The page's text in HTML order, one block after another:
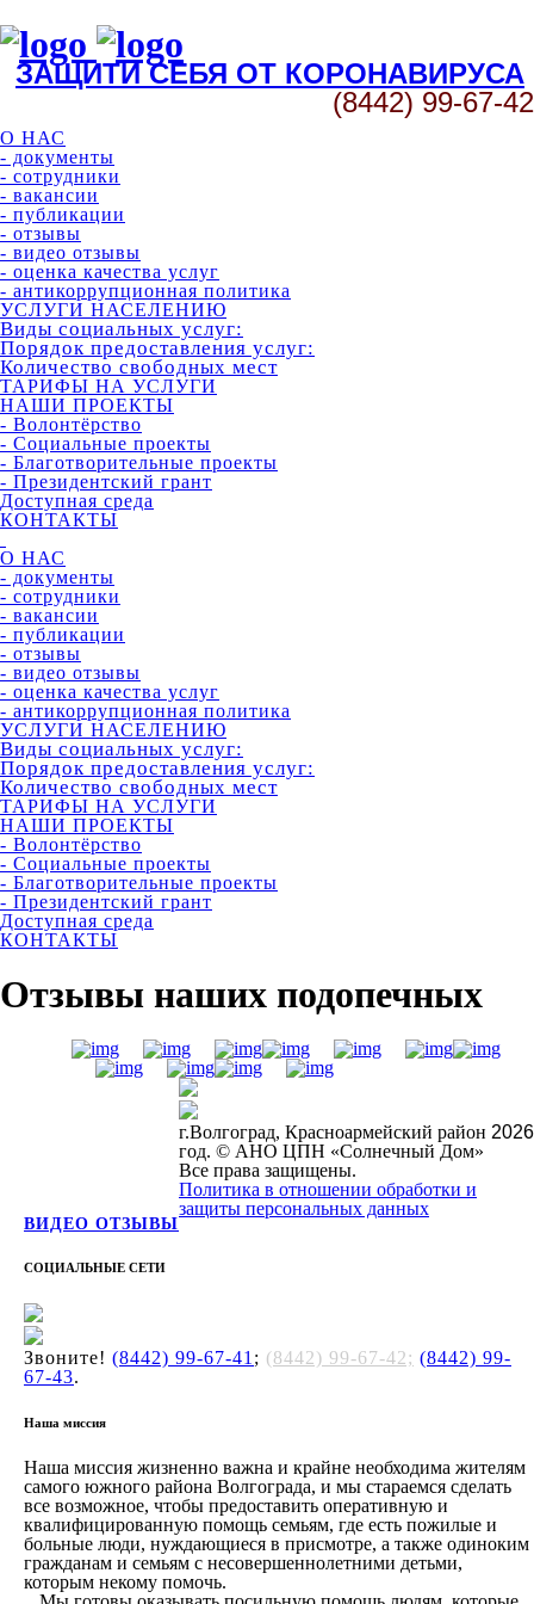
ЗАЩИТИ СЕБЯ ОТ КОРОНАВИРУСА
(8442) 99-67-42
О НАС
- документы
- сотрудники
- вакансии
- публикации
- отзывы
- видео отзывы
- оценка качества услуг
- антикоррупционная политика
УСЛУГИ НАСЕЛЕНИЮ
Виды социальных услуг:
Порядок предоставления услуг:
Количество свободных мест
ТАРИФЫ НА УСЛУГИ
НАШИ ПРОЕКТЫ
- Волонтёрство
- Социальные проекты
- Благотворительные проекты
- Президентский грант
Доступная среда
КОНТАКТЫ
О НАС
- документы
- сотрудники
- вакансии
- публикации
- отзывы
- видео отзывы
- оценка качества услуг
- антикоррупционная политика
УСЛУГИ НАСЕЛЕНИЮ
Виды социальных услуг:
Порядок предоставления услуг:
Количество свободных мест
ТАРИФЫ НА УСЛУГИ
НАШИ ПРОЕКТЫ
- Волонтёрство
- Социальные проекты
- Благотворительные проекты
- Президентский грант
Доступная среда
КОНТАКТЫ
Отзывы наших подопечных
ВИДЕО ОТЗЫВЫ
СОЦИАЛЬНЫЕ СЕТИ
Звоните! (8442) 99-67-41 ; (8442) 99-67-42; (8442) 99-
67-43.
Наша миссия
Наша миссия жизненно важна и крайне необходима жителям
самого южного района Волгограда, и мы стараемся сделать
все возможное, чтобы предоставить оперативную и
квалифицированную помощь семьям, где есть пожилые и
больные люди, нуждающиеся в присмотре, а также одиноким
гражданам и семьям с несовершеннолетними детьми,
которым некому помочь.
г.Волгоград, Красноармейский район 2026
год. © АНО ЦПН «Солнечный Дом»
Все права защищены.
Политика в отношении обработки и
защиты персональных данных